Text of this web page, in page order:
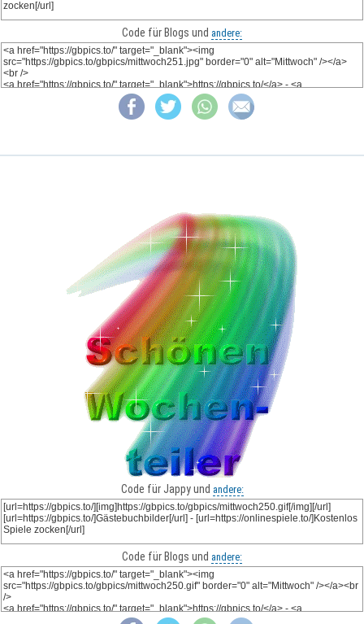
Code für Blogs und andere:
Code für Jappy und andere:
Code für Blogs und andere: